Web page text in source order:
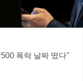
폭락 날짜 떴다"